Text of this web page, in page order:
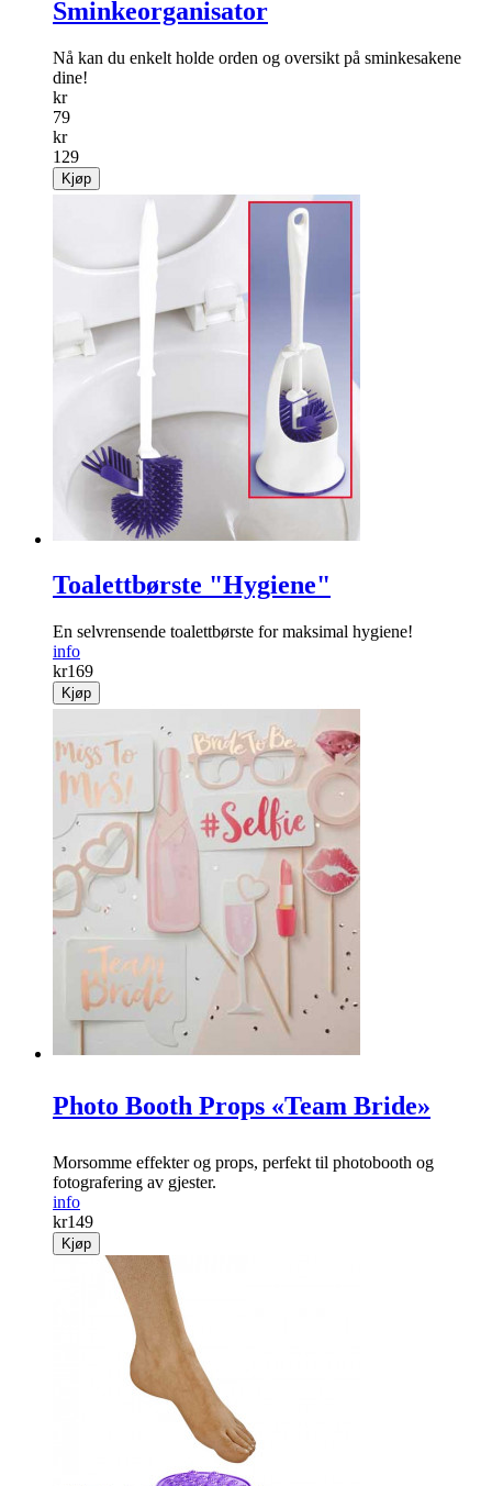
Sminkeorganisator
Nå kan du enkelt holde orden og oversikt på sminkesakene
dine!
kr
79
kr
129
Kjøp
Toalettbørste "Hygiene"
En selvrensende toalettbørste for maksimal hygiene!
info
kr169
Kjøp
Photo Booth Props «Team Bride»
Morsomme effekter og props, perfekt til photobooth og
fotografering av gjester.
info
kr149
Kjøp